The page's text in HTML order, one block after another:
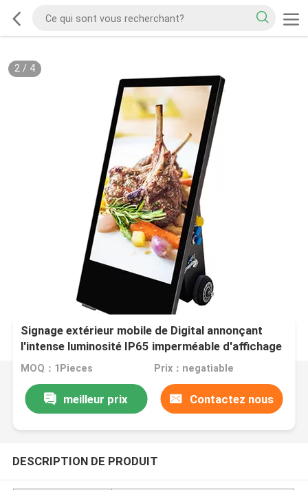
2/ 4
Signage extérieur mobile de Digital annonçant
l'intense luminosité IP65 imperméable d'affichage
MOQ：1Pieces Prix：negatiable
meilleur prix Contactez nous
DESCRIPTION DE PRODUIT